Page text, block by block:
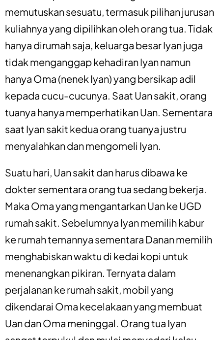
memutuskan sesuatu, termasuk pilihan jurusan
kuliahnya yang dipilihkan oleh orang tua. Tidak
hanya dirumah saja, keluarga besar Iyan juga
tidak menganggap kehadiran Iyan namun
hanya Oma (nenek Iyan) yang bersikap adil
kepada cucu-cucunya. Saat Uan sakit, orang
tuanya hanya memperhatikan Uan. Sementara
saat Iyan sakit kedua orang tuanya justru
menyalahkan dan mengomeli Iyan.
Suatu hari, Uan sakit dan harus dibawa ke
dokter sementara orang tua sedang bekerja.
Maka Oma yang mengantarkan Uan ke UGD
rumah sakit. Sebelumnya Iyan memilih kabur
ke rumah temannya sementara Danan memilih
menghabiskan waktu di kedai kopi untuk
menenangkan pikiran. Ternyata dalam
perjalanan ke rumah sakit, mobil yang
dikendarai Oma kecelakaan yang membuat
Uan dan Oma meninggal. Orang tua Iyan